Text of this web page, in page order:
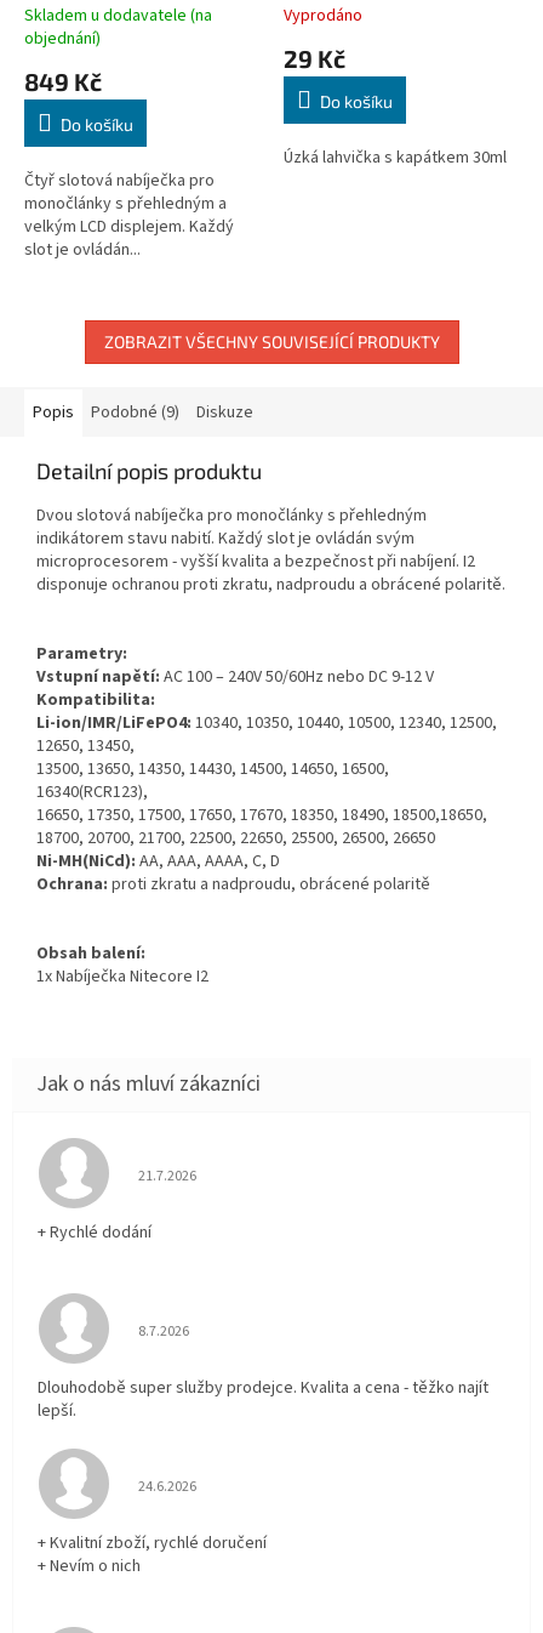
Skladem u dodavatele (na
objednání)
849 Kč
Do košíku
Čtyř slotová nabíječka pro
monočlánky s přehledným a
velkým LCD displejem. Každý
slot je ovládán...
Vyprodáno
29 Kč
Do košíku
Úzká lahvička s kapátkem 30ml
ZOBRAZIT VŠECHNY SOUVISEJÍCÍ PRODUKTY
Popis Podobné (9) Diskuze
Detailní popis produktu
Dvou slotová nabíječka pro monočlánky s přehledným
indikátorem stavu nabití. Každý slot je ovládán svým
microprocesorem - vyšší kvalita a bezpečnost při nabíjení. I2
disponuje ochranou proti zkratu, nadproudu a obrácené polaritě.
Parametry:
Vstupní napětí: AC 100 – 240V 50/60Hz nebo DC 9-12 V
Kompatibilita:
Li-ion/IMR/LiFePO4: 10340, 10350, 10440, 10500, 12340, 12500,
12650, 13450,
13500, 13650, 14350, 14430, 14500, 14650, 16500,
16340(RCR123),
16650, 17350, 17500, 17650, 17670, 18350, 18490, 18500,18650,
18700, 20700, 21700, 22500, 22650, 25500, 26500, 26650
Ni-MH(NiCd): AA, AAA, AAAA, C, D
Ochrana: proti zkratu a nadproudu, obrácené polaritě
Obsah balení:
1x Nabíječka Nitecore I2
Hodnocení obchodu je 5 z 5 hvězdiček.
21.7.2026
+ Rychlé dodání
Hodnocení obchodu je 5 z 5 hvězdiček.
8.7.2026
Dlouhodobě super služby prodejce. Kvalita a cena - těžko najít
lepší.
Hodnocení obchodu je 5 z 5 hvězdiček.
24.6.2026
+ Kvalitní zboží, rychlé doručení
+ Nevím o nich